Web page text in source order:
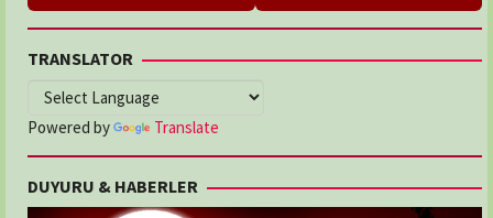
TRANSLATOR
Powered by Translate
DUYURU & HABERLER